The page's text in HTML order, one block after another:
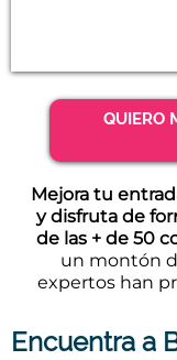
QUIERO
Mejora tu
y disfruta de
de las + de 50
un montón
expertos han
Encuentra a